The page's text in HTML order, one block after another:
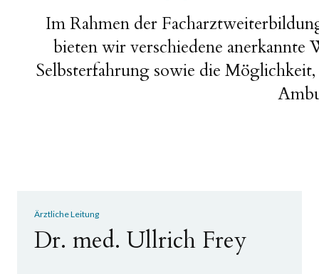
Im Rahmen der
bieten wir verschiedene
Selbsterfahrung sowie die
Ärztliche Leitung
Dr. med. Ullrich Frey